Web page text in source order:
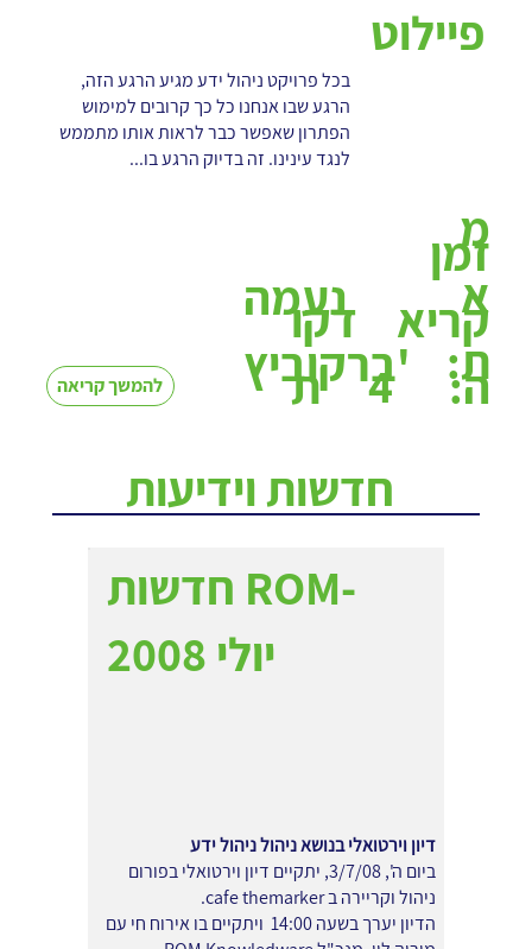
פיילוט
בכל פרויקט ניהול ידע מגיע הרגע הזה,
הרגע שבו אנחנו כל כך קרובים למימוש
הפתרון שאפשר כבר לראות אותו מתממש
לנגד עינינו. זה בדיוק הרגע בו...
נעמה
ברקוביץ'
מ
א
ת:
להמשך קריאה
דקו
ת
זמן
קריא
ה:
4
חדשות וידיעות
חדשות ROM-
יולי 2008
דיון וירטואלי בנושא ניהול ניהול ידע
ביום ה', 3/7/08, יתקיים דיון וירטואלי בפורום
ניהול וקריירה ב cafe themarker.
הדיון יערך בשעה 14:00 ויתקיים בו אירוח חי עם